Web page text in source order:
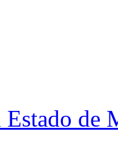
de